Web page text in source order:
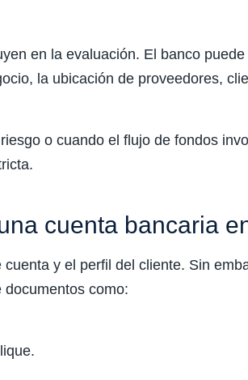
en la evaluación. El banco
la ubicación de proveedores,
o cuando el flujo de fondos
cuenta bancaria
y el perfil del cliente. Sin
como: